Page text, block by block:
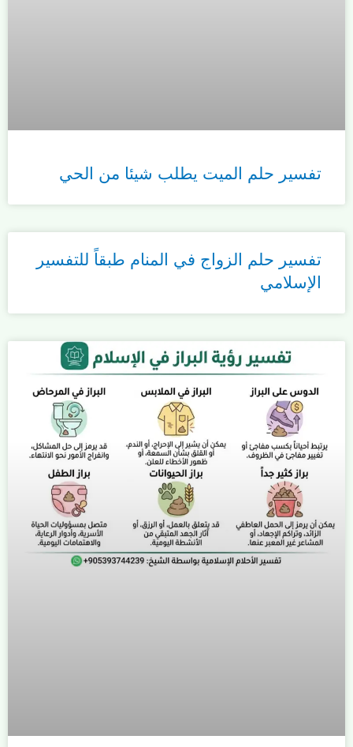
تفسير حلم الميت يطلب شيئا من الحي
تفسير حلم الزواج في المنام طبقاً للتفسير
الإسلامي